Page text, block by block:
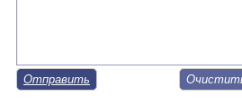
Отправить